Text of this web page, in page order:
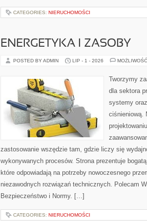
CATEGORIES: NIERUCHOMOŚCI
ENERGETYKA I ZASOBY
POSTED BY ADMIN LIP - 1 - 2026
Tworzymy
dla sektora
systemy
ciśnieniową.
zastosowanie wszędzie tam, gdzie liczy się
wykonywanych procesów. Strona prezentuje
które odpowiadają na potrzeby nowoczesnego
niezawodnych rozwiązań technicznych. Polecam
Bezpieczeństwo i Normy. […]
CATEGORIES: NIERUCHOMOŚCI